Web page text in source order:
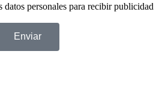
datos personales para recibir publicidad
Enviar